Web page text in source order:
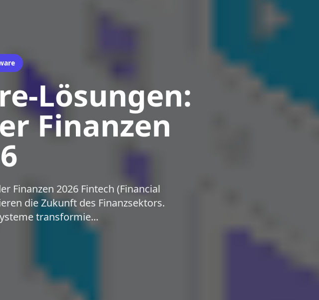
Lösungen:
Finanzen
Finanzen 2026 Fintech (Financial
die Zukunft des Finanzsektors.
transformie...